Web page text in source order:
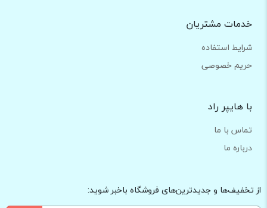
خدمات مشتریان
شرایط استفاده
حریم خصوصی
با هایپر راد
تماس با ما
درباره ما
از تخفیف‌ها و جدیدترین‌های فروشگاه باخبر شوید: